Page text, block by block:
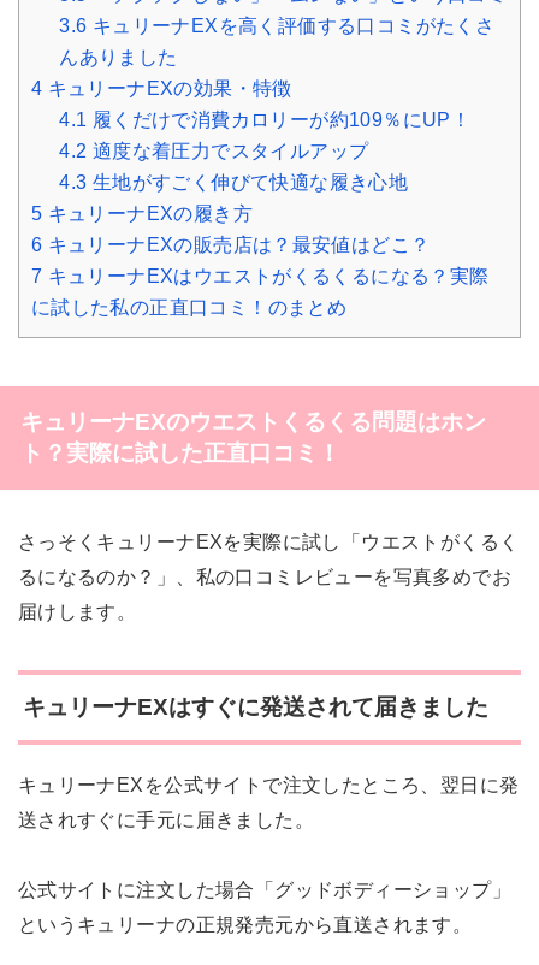
3.6 キュリーナEXを高く評価する口コミがたくさ
んありました
4 キュリーナEXの効果・特徴
4.1 履くだけで消費カロリーが約109％にUP！
4.2 適度な着圧力でスタイルアップ
4.3 生地がすごく伸びて快適な履き心地
5 キュリーナEXの履き方
6 キュリーナEXの販売店は？最安値はどこ？
7 キュリーナEXはウエストがくるくるになる？実際
に試した私の正直口コミ！のまとめ
キュリーナEXのウエストくるくる問題はホン
ト？実際に試した正直口コミ！
さっそくキュリーナEXを実際に試し「ウエストがくるく
るになるのか？」、私の口コミレビューを写真多めでお
届けします。
キュリーナEXはすぐに発送されて届きました
キュリーナEXを公式サイトで注文したところ、翌日に発
送されすぐに手元に届きました。
公式サイトに注文した場合「グッドボディーショップ」
というキュリーナの正規発売元から直送されます。